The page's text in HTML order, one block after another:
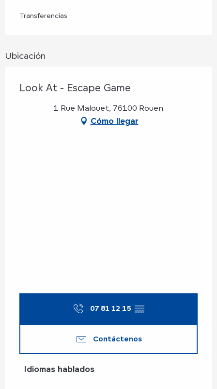
Transferencias
Ubicación
Look At - Escape Game
1 Rue Malouet, 76100 Rouen
Cómo llegar
07 81 12 15 ▒▒
Contáctenos
Idiomas hablados
Idiomas hablados